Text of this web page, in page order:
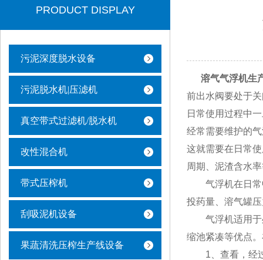
PRODUCT DISPLAY
污泥深度脱水设备
污泥脱水机|压滤机
真空带式过滤机/脱水机
改性混合机
带式压榨机
刮吸泥机设备
果蔬清洗压榨生产线设备
溶气气浮机生
前出水阀要处于
日常使用过程中
经常需要维护的
这就需要在日常
周期、泥渣含水
气浮机在日常中
投药量、溶气罐
气浮机适用于处
缩池紧凑等优点
1、查看，经过